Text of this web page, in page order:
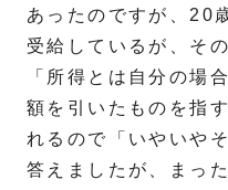
あったのですが、20
受給しているが、そ
「所得とは自分の場
額を引いたものを指
れるので「いやいや
答えましたが、まっ